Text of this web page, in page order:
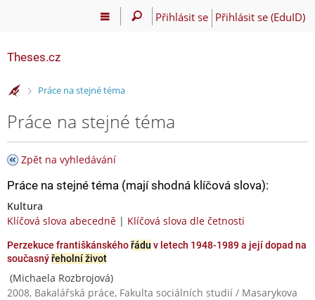
Přihlásit se Přihlásit se (EduID)
Theses.cz
>Práce na stejné téma
Práce na stejné téma
Zpět na vyhledávání
Práce na stejné téma (mají shodná klíčová slova):
Kultura
Klíčová slova abecedně | Klíčová slova dle četnosti
Perzekuce františkánskéhořádu v letech 1948-1989 a její dopad na
současnýřeholní život
(Michaela Rozbrojová)
2008, Bakalářská práce, Fakulta sociálních studií / Masarykova